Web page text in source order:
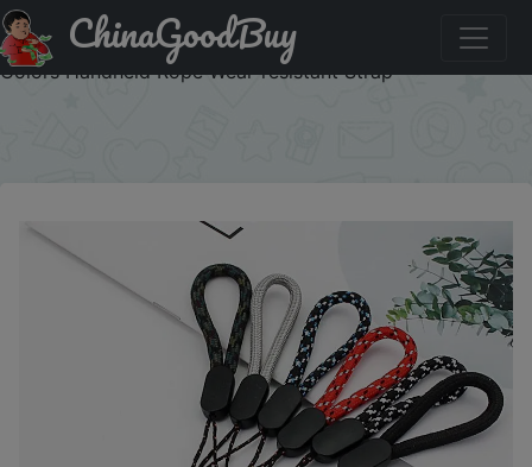
Придбати по знижці Mobile Phone Strap Short Lanyard
for Keys ID card Cell phone Universal Hold Lanyards 6
Colors Handheld Rope Wear-resistant Strap
ChinaGoodBuy